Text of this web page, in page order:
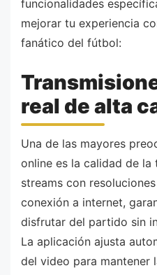
funcionalidades
mejorar tu experiencia
fanático del fútbol:
real de alta
Una de las mayores
online es la calidad de la
streams con
conexión a internet,
disfrutar del partido sin
La aplicación ajusta
del video para mantener